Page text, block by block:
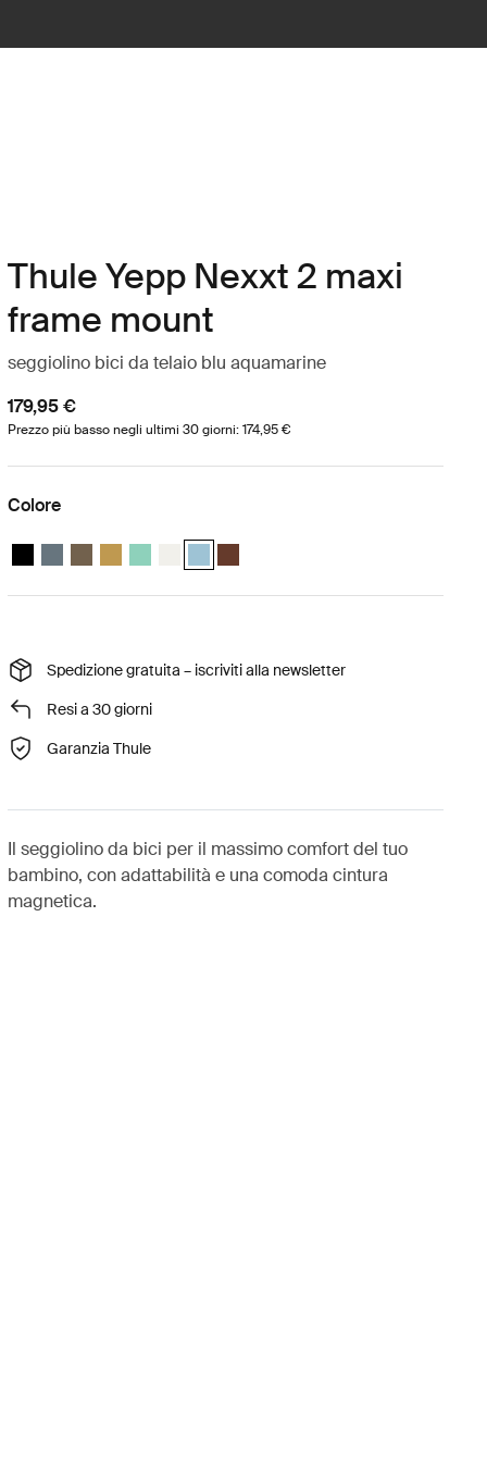
Thule Yepp Nexxt 2 maxi
frame mount
seggiolino bici da telaio blu aquamarine
179,95 €
Prezzo più basso negli ultimi 30 giorni: 174,95 €
Colore
Thule Yepp Nexxt 2 Nero mezzanotte
Thule Yepp Nexxt 2 Ardesia scura
Thule Yepp Nexxt 2 Cachi profondo
Thule Yepp Nexxt 2 Giallo lucidato
Thule Yepp Nexxt 2 Maxi Mint Green
Thule Yepp Nexxt 2 Maxi Snow White
Thule Yepp Nexxt 2 Maxi Acquamarina
Thule Yepp Nexxt 2 Maxi Chocolate
Spedizione gratuita – iscriviti alla newsletter
Resi a 30 giorni
Garanzia Thule
Il seggiolino da bici per il massimo comfort del tuo
bambino, con adattabilità e una comoda cintura
magnetica.